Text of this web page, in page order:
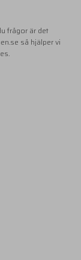
frågor är det
så hjälper vi